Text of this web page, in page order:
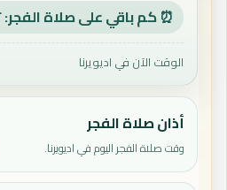
⏰ كم باقي على صلاة الفجر: ٠٨:٠٢:٤١
الوقت الآن في اديويرنا
أذان صلاة الفجر
وقت صلاة الفجر اليوم في اديويرنا.